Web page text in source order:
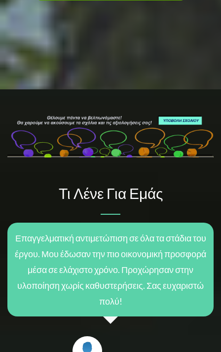
Τι Λένε Για Εμάς
Επαγγελματική αντιμετώπιση σε όλα τα στάδια του
έργου. Μου έδωσαν την πιο οικονομική προσφορά
μέσα σε ελάχιστο χρόνο. Προχώρησαν στην
υλοποίηση χωρίς καθυστερήσεις. Σας ευχαριστώ
πολύ!